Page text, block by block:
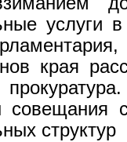
услуги
края
совещания
структур